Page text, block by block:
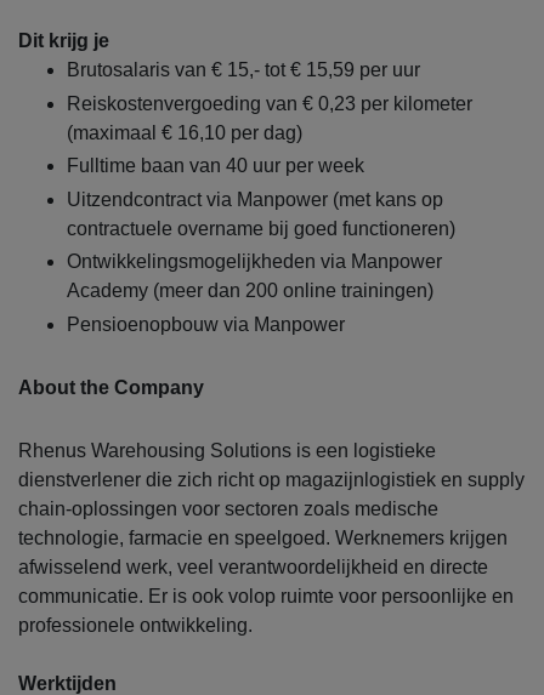
Dit krijg je
Brutosalaris van € 15,- tot € 15,59 per uur
Reiskostenvergoeding van € 0,23 per kilometer
(maximaal € 16,10 per dag)
Fulltime baan van 40 uur per week
Uitzendcontract via Manpower (met kans op
contractuele overname bij goed functioneren)
Ontwikkelingsmogelijkheden via Manpower
Academy (meer dan 200 online trainingen)
Pensioenopbouw via Manpower
About the Company
Rhenus Warehousing Solutions is een logistieke
dienstverlener die zich richt op magazijnlogistiek en supply
chain-oplossingen voor sectoren zoals medische
technologie, farmacie en speelgoed. Werknemers krijgen
afwisselend werk, veel verantwoordelijkheid en directe
communicatie. Er is ook volop ruimte voor persoonlijke en
professionele ontwikkeling.
Werktijden